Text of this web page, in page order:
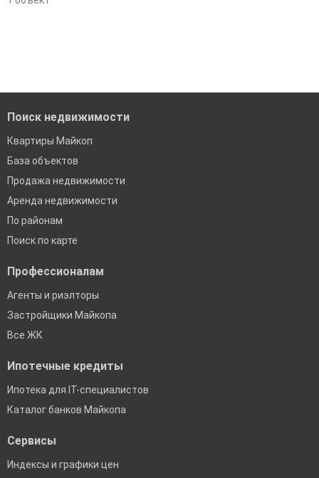
Поиск недвижимости
Квартиры Майкоп
База объектов
Продажа недвижимости
Аренда недвижимости
По районам
Поиск по карте
Профессионалам
Агенты и риэлторы
Застройщики Майкопа
Все ЖК
Ипотечные кредиты
Ипотека для IT-специалистов
Каталог банков Майкопа
Сервисы
Индексы и графики цен